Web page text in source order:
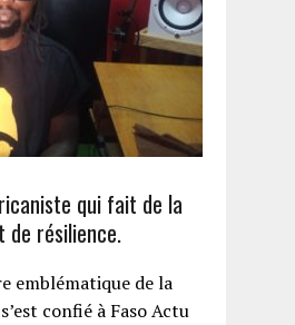
qui fait de la
de résilience.
emblématique de la
confié à Faso Actu